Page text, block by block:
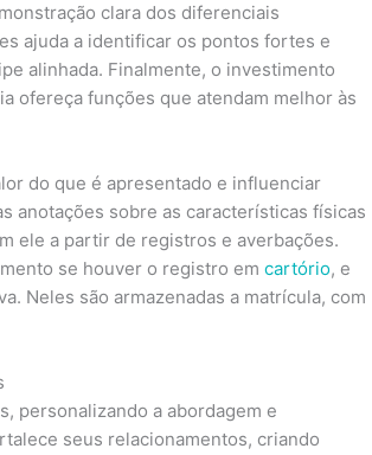
clara dos diferenciais
ajuda a identificar os pontos fortes e
alinhada. Finalmente, o investimento
ofereça funções que atendam melhor às
do que é apresentado e influenciar
anotações sobre as características físicas
ele a partir de registros e averbações.
se houver o registro emcartório, e
Neles são armazenadas a matrícula, com
personalizando a abordagem e
seus relacionamentos, criando